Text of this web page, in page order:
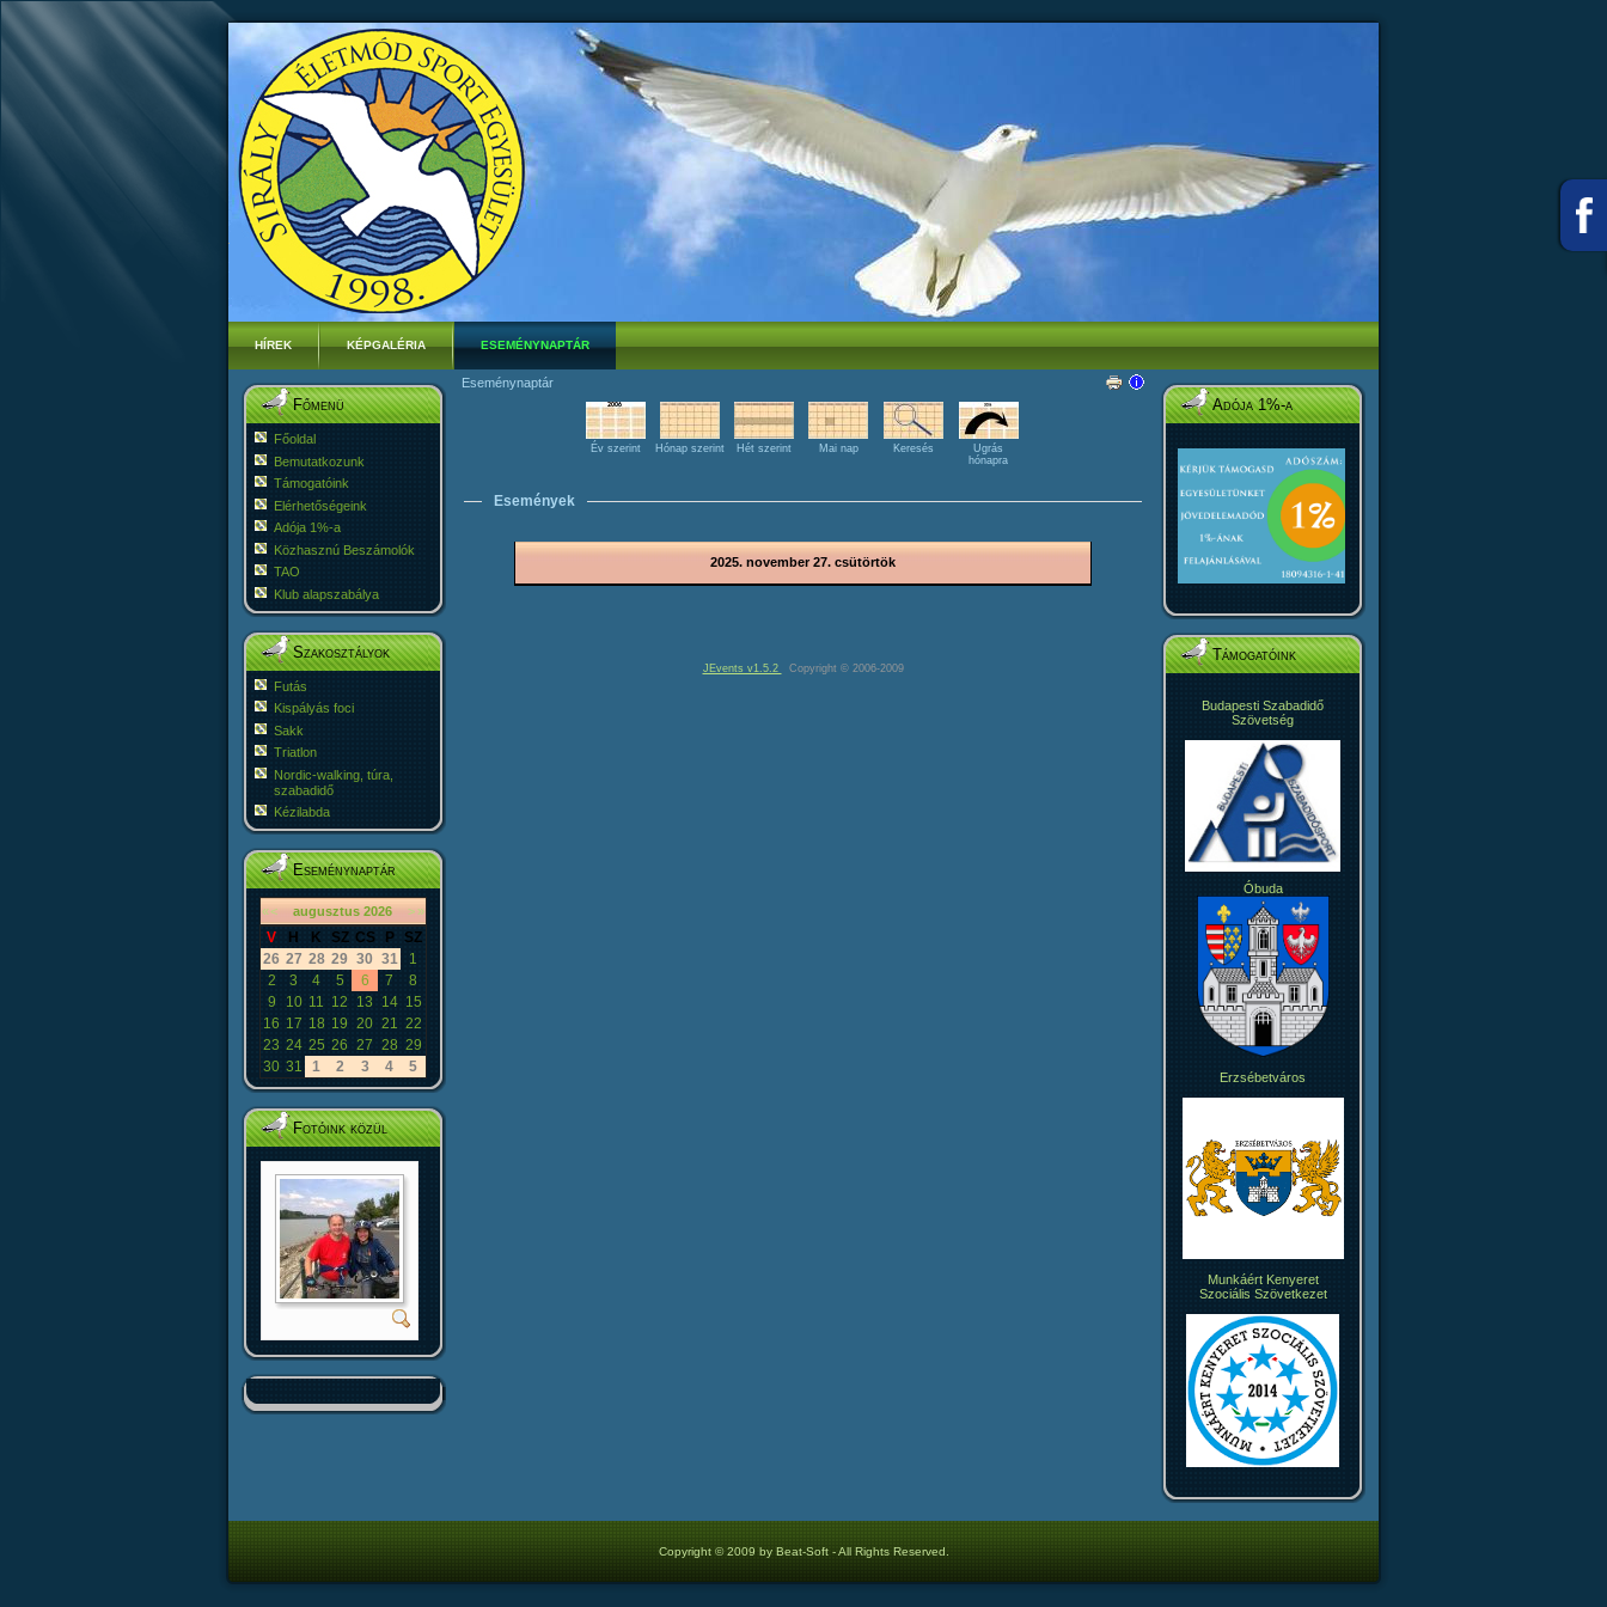
HÍREK KÉPGALÉRIA ESEMÉNYNAPTÁR
Főmenü
Főoldal
Bemutatkozunk
Támogatóink
Elérhetőségeink
Adója 1%-a
Közhasznú Beszámolók
TAO
Klub alapszabálya
Szakosztályok
Futás
Kispályás foci
Sakk
Triatlon
Nordic-walking, túra,
szabadidő
Kézilabda
Eseménynaptár
«< augusztus 2026 >»
V H K SZ CS P
SZ
26 27 28 29 30 31
1
2
3 4 5 6 7
8
9
10 11 12 13 14 15
16 17 18 19 20 21 22
23 24 25 26 27 28 29
30 31 1 2 3 4 5
Fotóink közül
Eseménynaptár
Év szerint Hónap szerint Hét szerint Mai nap Keresés
Ugrás
hónapra
Események
2025. november 27. csütörtök
JEvents v1.5.2 Copyright © 2006-2009
Adója 1%-a
Támogatóink
Budapesti Szabadidő
Szövetség
Óbuda
Erzsébetváros
Munkáért Kenyeret
Szociális Szövetkezet
Copyright © 2009 by Beat-Soft - All Rights Reserved.